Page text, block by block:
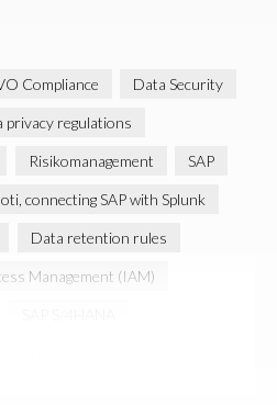
Compliance Data Security
privacy regulations
Risikomanagement SAP
connecting SAP with Splunk
Data retention rules
Management (IAM)